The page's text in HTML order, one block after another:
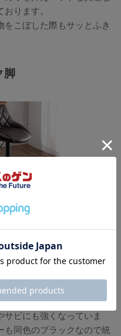
ります。
こぼした際もサッとふき
脚
囲気を引き締めるスタイリ
レザーの使い込まれたよ
合わさり、より深みのあ
た。
ビにも強くなっていま
も同色のブラックなので統